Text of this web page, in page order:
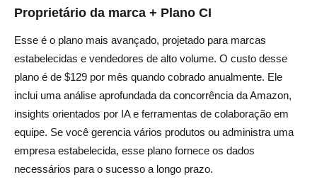
Proprietário da marca + Plano CI
Esse é o plano mais avançado, projetado para marcas
estabelecidas e vendedores de alto volume. O custo desse
plano é de $129 por mês quando cobrado anualmente. Ele
inclui uma análise aprofundada da concorrência da Amazon,
insights orientados por IA e ferramentas de colaboração em
equipe. Se você gerencia vários produtos ou administra uma
empresa estabelecida, esse plano fornece os dados
necessários para o sucesso a longo prazo.